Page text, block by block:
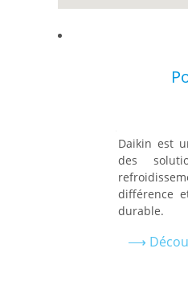
Daikin est
des
différence
durable.
⟶